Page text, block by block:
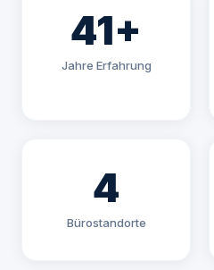
41+
Jahre Erfahrung
4
Bürostandorte